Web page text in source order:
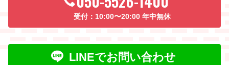
10:00〜20:00 年中無休
LINEでお問い合わせ